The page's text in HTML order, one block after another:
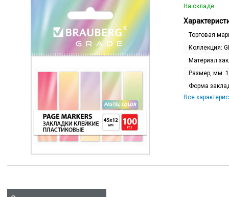
На складе
Торговая
Коллекция:
Материал
Размер, мм:
Форма
Все